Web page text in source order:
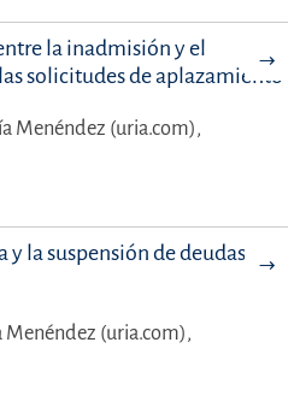
la inadmisión y el
solicitudes de aplazamiento
Menéndez (uria.com),
y la suspensión de deudas
Menéndez (uria.com),